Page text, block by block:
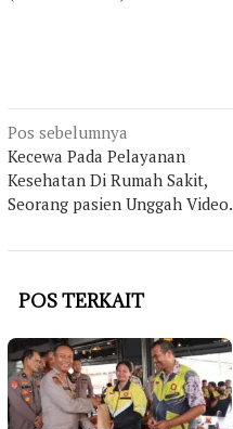
Navigasi
pos
Pos sebelumnya
Kecewa Pada Pelayanan
Kesehatan Di Rumah Sakit,
Seorang pasien Unggah Video.
POS TERKAIT